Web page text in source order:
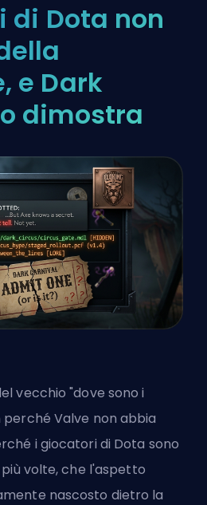
di Dota non
e Dark
dimostra
vecchio "dove sono i
Valve non abbia
i giocatori di Dota sono
più volte, che l'aspetto
nascosto dietro la